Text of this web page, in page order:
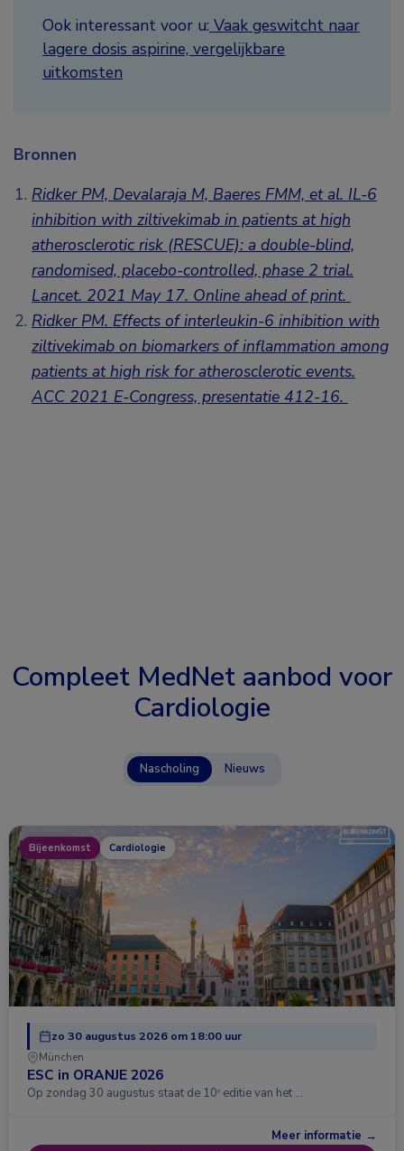
Ook interessant voor u: Vaak geswitcht naar
lagere dosis aspirine, vergelijkbare
uitkomsten
Bronnen
Ridker PM, Devalaraja M, Baeres FMM, et al. IL-6
inhibition with ziltivekimab in patients at high
atherosclerotic risk (RESCUE): a double-blind,
randomised, placebo-controlled, phase 2 trial.
Lancet. 2021 May 17. Online ahead of print.
Ridker PM. Effects of interleukin-6 inhibition with
ziltivekimab on biomarkers of inflammation among
patients at high risk for atherosclerotic events.
ACC 2021 E-Congress, presentatie 412-16.
Compleet MedNet aanbod voor
Cardiologie
Nascholing Nieuws
Bijeenkomst Cardiologie
zo 30 augustus 2026 om 18:00 uur
München
ESC in ORANJE 2026
Op zondag 30 augustus staat de 10ᵉ editie van het …
Meer informatie →